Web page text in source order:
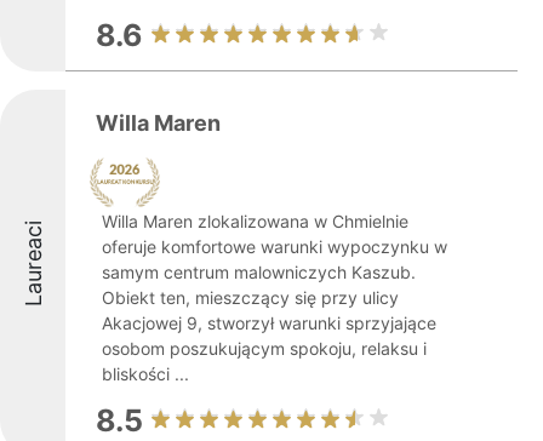
8.6
Laureaci
Willa Maren
Willa Maren zlokalizowana w Chmielnie
oferuje komfortowe warunki wypoczynku w
samym centrum malowniczych Kaszub.
Obiekt ten, mieszczący się przy ulicy
Akacjowej 9, stworzył warunki sprzyjające
osobom poszukującym spokoju, relaksu i
bliskości ...
8.5